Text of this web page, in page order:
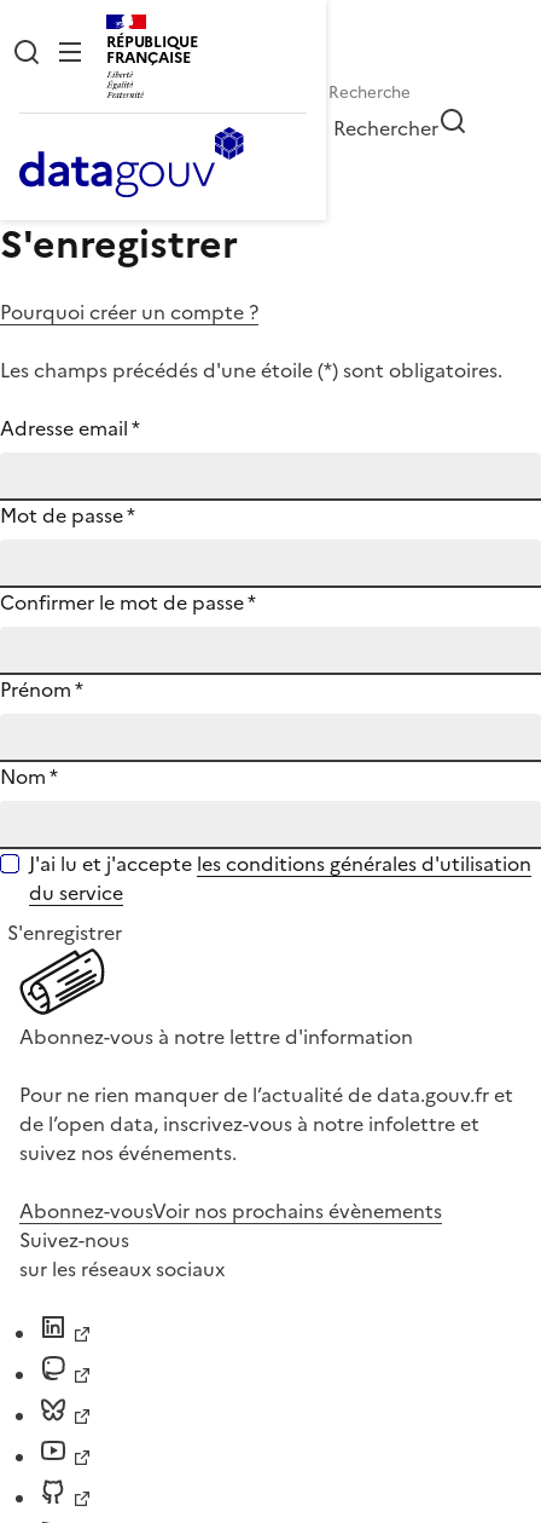
RÉPUBLIQUE
FRANÇAISE
Rechercher
S'enregistrer
Pourquoi créer un compte ?
Les champs précédés d'une étoile (*) sont obligatoires.
Adresse email*
Mot de passe*
Confirmer le mot de passe*
Prénom*
Nom*
J'ai lu et j'accepte les conditions générales d'utilisation
du service
S'enregistrer
Abonnez-vous à notre lettre d'information
Pour ne rien manquer de l’actualité de data.gouv.fr et
de l’open data, inscrivez-vous à notre infolettre et
suivez nos événements.
Abonnez-vousVoir nos prochains évènements
Suivez-nous
sur les réseaux sociaux